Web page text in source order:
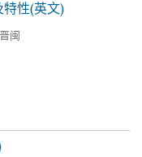
性(英文)
闽